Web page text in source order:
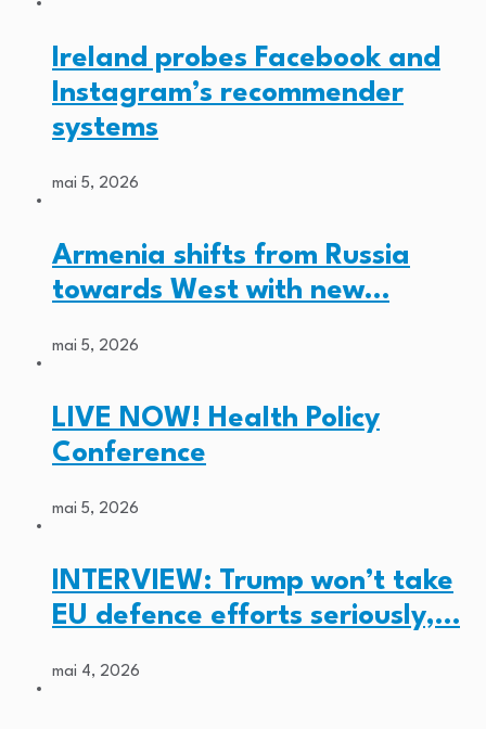
Ireland probes Facebook and
Instagram’s recommender
systems
mai 5, 2026
Armenia shifts from Russia
towards West with new…
mai 5, 2026
LIVE NOW! Health Policy
Conference
mai 5, 2026
INTERVIEW: Trump won’t take
EU defence efforts seriously,…
mai 4, 2026